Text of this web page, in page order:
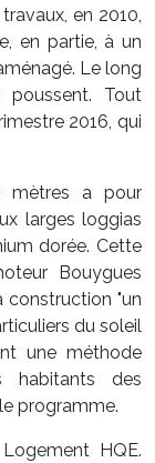
en 2010,
en partie, à un
Le long
poussent. Tout
2016, qui
mètres a pour
larges loggias
dorée. Cette
Bouygues
construction "un
du soleil
une méthode
habitants des
programme.
HQE.